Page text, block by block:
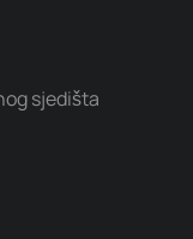
sjedišta